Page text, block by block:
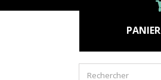
PANIER